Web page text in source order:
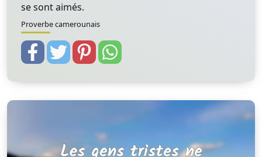
se sont aimés.
Proverbe camerounais